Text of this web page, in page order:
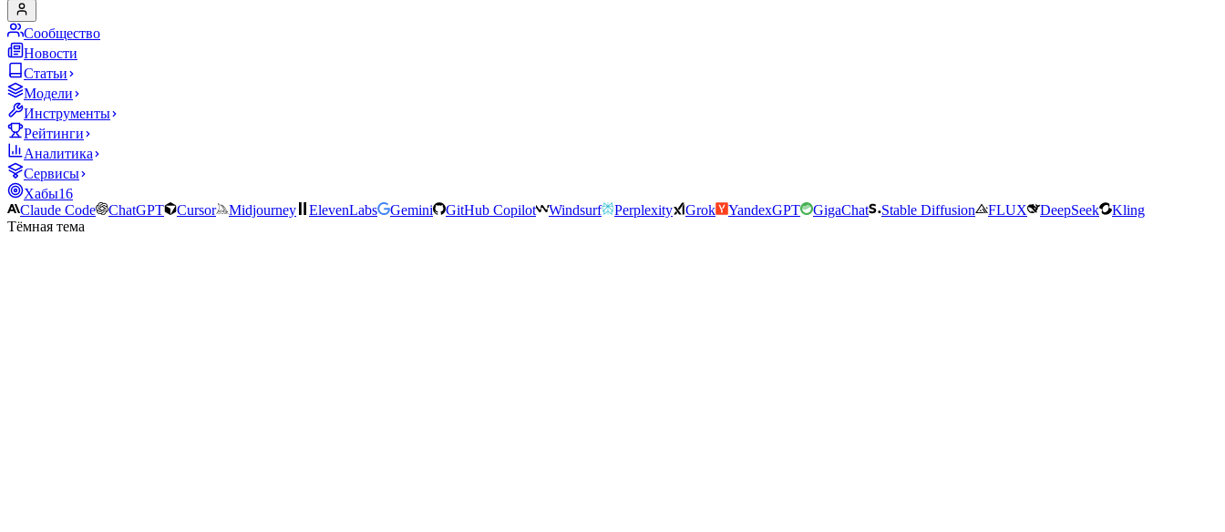
Сообщество
Новости
Статьи
Модели
Инструменты
Рейтинги
Аналитика
Сервисы
Хабы16
Claude Code
ChatGPT Cursor Midjourney ElevenLabs Gemini GitHub Copilot Windsurf Perplexity Grok YandexGPT GigaChat Stable Diffusion FLUX DeepSeek
Kling
Тёмная тема